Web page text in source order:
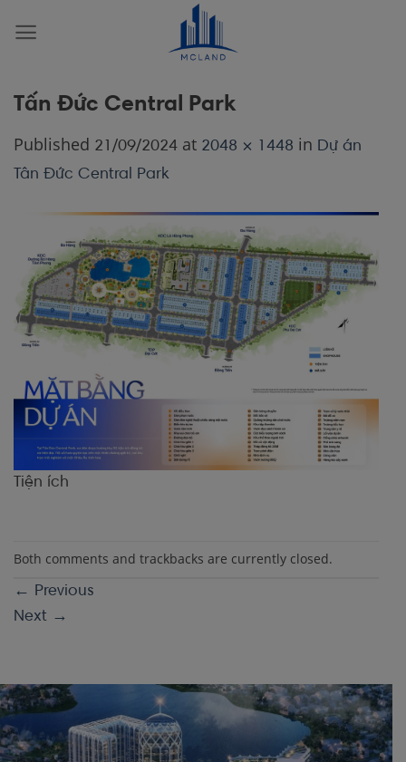
Tấn Đức Central Park
Published 21/09/2024 at 2048 × 1448 in Dự án
Tân Đức Central Park
Tiện ích
Both comments and trackbacks are currently closed.
← Previous
Next →